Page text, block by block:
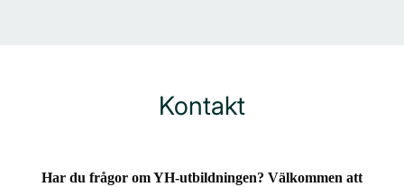
Kontakt
Har du frågor om YH-utbildningen? Välkommen att